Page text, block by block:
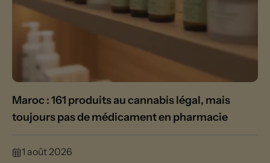
Maroc : 161 produits au cannabis légal, mais
toujours pas de médicament en pharmacie
1 août 2026